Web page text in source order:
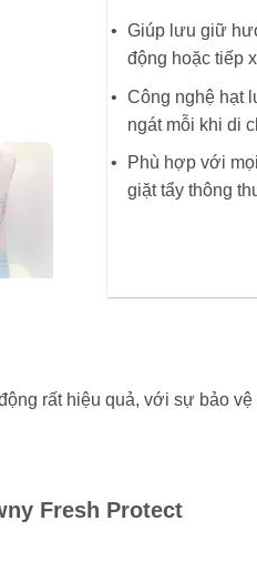
Giúp lưu giữ
động hoặc tiếp
Công nghệ hạt
ngát mỗi khi di
Phù hợp với
giặt tẩy thông
rất hiệu quả, với sự bảo
Fresh Protect